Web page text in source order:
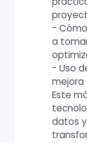
-
a
- Uso
mejora
Este
datos